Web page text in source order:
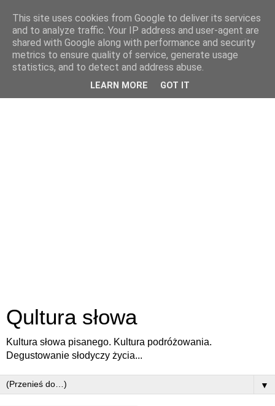
Qultura słowa
Kultura słowa pisanego. Kultura podróżowania.
Degustowanie słodyczy życia...
▼
This site uses cookies from Google to deliver its services
and to analyze traffic. Your IP address and user-agent are
shared with Google along with performance and security
metrics to ensure quality of service, generate usage
statistics, and to detect and address abuse.
LEARN MORE GOT IT